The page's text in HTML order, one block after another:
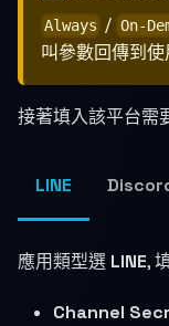
Always / On-
叫參數回傳到
接著填入該平台需
LINE
應用類型選 LINE,
Channel